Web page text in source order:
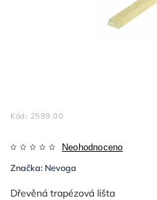
Kód: 2589.00
Neohodnoceno
Značka: Nevoga
Dřevěná trapézová lišta